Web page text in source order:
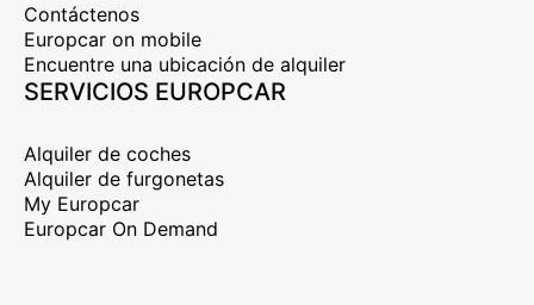
Contáctenos
Europcar on mobile
Encuentre una ubicación de alquiler
SERVICIOS EUROPCAR
Alquiler de coches
Alquiler de furgonetas
My Europcar
Europcar On Demand